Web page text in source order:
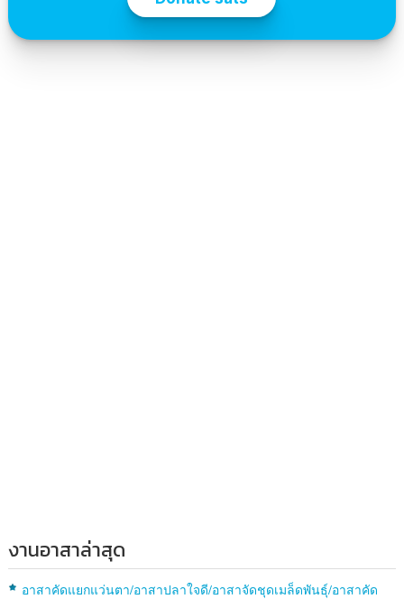
งานอาสาล่าสุด
อาสาคัดแยกแว่นตา/อาสาปลาใจดี/อาสาจัดชุดเมล็ดพันธุ์/อาสาคัด